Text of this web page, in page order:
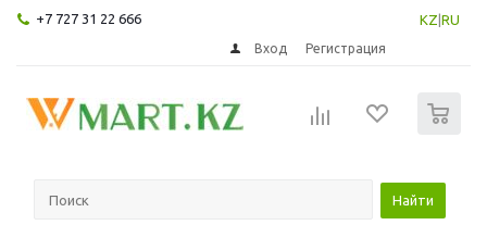
+7 727 31 22 666 KZ RU
Вход Регистрация
Найти